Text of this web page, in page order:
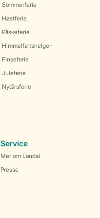
Sommerferie
Høstferie
Påskeferie
Himmelfartshelgen
Pinseferie
Juleferie
Nytårsferie
Service
Mer om Landal
Presse